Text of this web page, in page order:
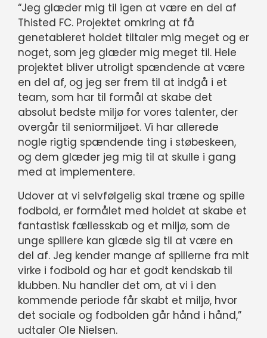
“Jeg glæder mig til igen at være en del af
Thisted FC. Projektet omkring at få
genetableret holdet tiltaler mig meget og er
noget, som jeg glæder mig meget til. Hele
projektet bliver utroligt spændende at være
en del af, og jeg ser frem til at indgå i et
team, som har til formål at skabe det
absolut bedste miljø for vores talenter, der
overgår til seniormiljøet. Vi har allerede
nogle rigtig spændende ting i støbeskeen,
og dem glæder jeg mig til at skulle i gang
med at implementere.
Udover at vi selvfølgelig skal træne og spille
fodbold, er formålet med holdet at skabe et
fantastisk fællesskab og et miljø, som de
unge spillere kan glæde sig til at være en
del af. Jeg kender mange af spillerne fra mit
virke i fodbold og har et godt kendskab til
klubben. Nu handler det om, at vi i den
kommende periode får skabt et miljø, hvor
det sociale og fodbolden går hånd i hånd,”
udtaler Ole Nielsen.